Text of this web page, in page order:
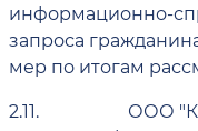
информационно-
запроса
мер по итогам
2.11.
ООО